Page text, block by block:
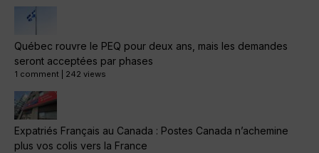
Québec rouvre le PEQ pour deux ans, mais les demandes
seront acceptées par phases
1 comment 242 views
Expatriés Français au Canada : Postes Canada n’achemine
plus vos colis vers la France